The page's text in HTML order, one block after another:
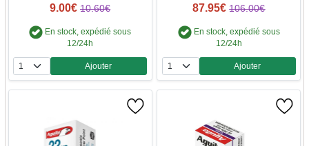
9.00€ 10.60€
En stock, expédié sous
12/24h
Quantité
Ajouter
87.95€ 106.00€
En stock, expédié sous
12/24h
Quantité
Ajouter